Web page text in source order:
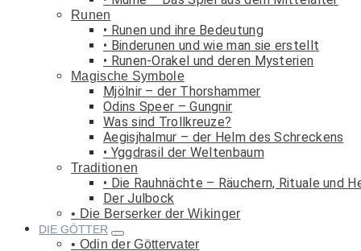
Runen
Runen und ihre Bedeutung
Binderunen und wie man sie erstellt
Runen-Orakel und deren Mysterien
Magische Symbole
Mjölnir – der Thorshammer
Odins Speer – Gungnir
Was sind Trollkreuze?
Aegisjhalmur – der Helm des Schreckens
Yggdrasil der Weltenbaum
Traditionen
Die Rauhnächte – Räuchern, Rituale und
Der Julbock
Die Berserker der Wikinger
DIE GÖTTER
Odin der Göttervater